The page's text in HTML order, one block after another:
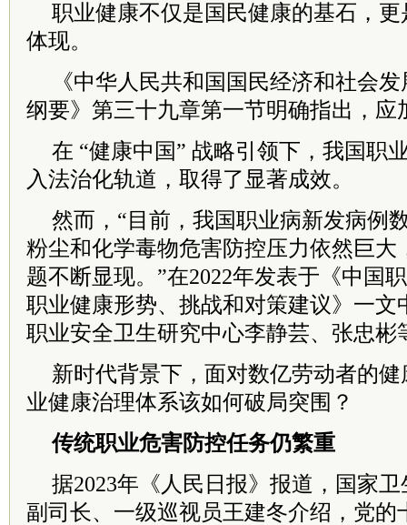
职业健康不仅是国民健康的基石，
体现。
《中华人民共和国国民经济和社会
纲要》第三十九章第一节明确指出，应
在 “健康中国” 战略引领下，我国职
入法治化轨道，取得了显著成效。
然而，“目前，我国职业病新发病例
粉尘和化学毒物危害防控压力依然巨大
题不断显现。”在2022年发表于《中国
职业健康形势、挑战和对策建议》一文
职业安全卫生研究中心李静芸、张忠彬
新时代背景下，面对数亿劳动者的
业健康治理体系该如何破局突围？
传统职业危害防控任务仍繁重
据2023年《人民日报》报道，国家
副司长、一级巡视员王建冬介绍，党的